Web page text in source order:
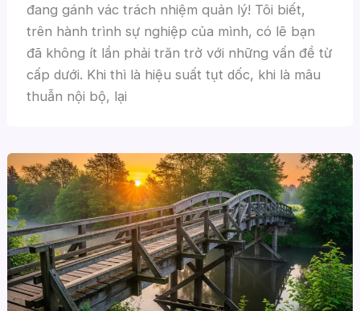
đang gánh vác trách nhiệm quản lý! Tôi biết,
trên hành trình sự nghiệp của mình, có lẽ bạn
đã không ít lần phải trăn trở với những vấn đề từ
cấp dưới. Khi thì là hiệu suất tụt dốc, khi là mâu
thuẫn nội bộ, lại